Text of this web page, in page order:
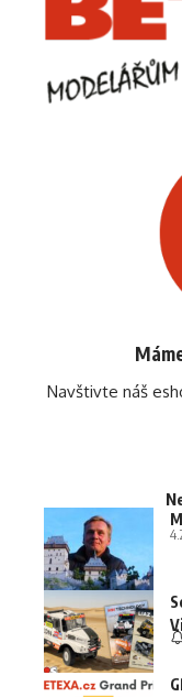
Navštivte náš